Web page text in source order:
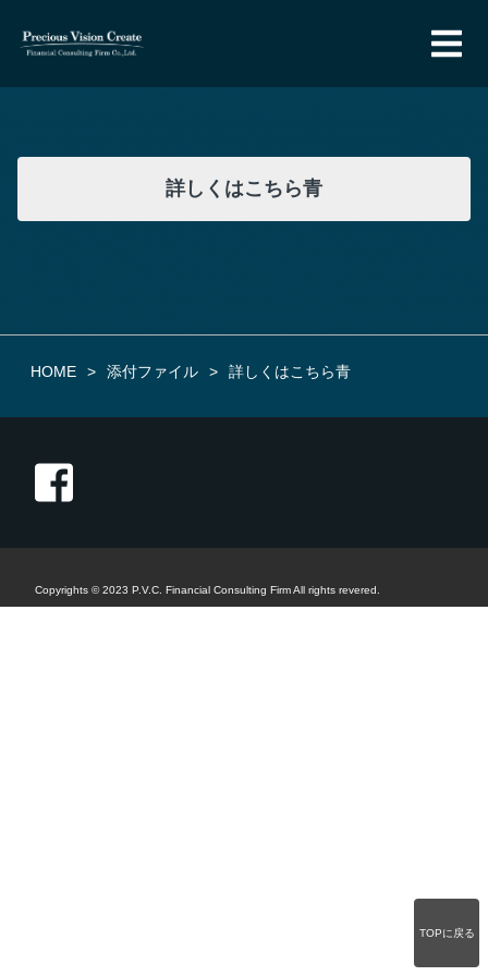
詳しくはこちら青
HOME 添付ファイル 詳しくはこちら青
Copyrights © 2023 P.V.C. Financial Consulting Firm All rights revered.
TOPに戻る